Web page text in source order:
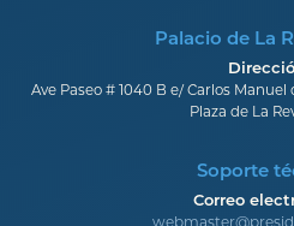
Palacio de La
Ave Paseo # 1040 B e/ Carlos
Plaza de La
Soporte
Correo